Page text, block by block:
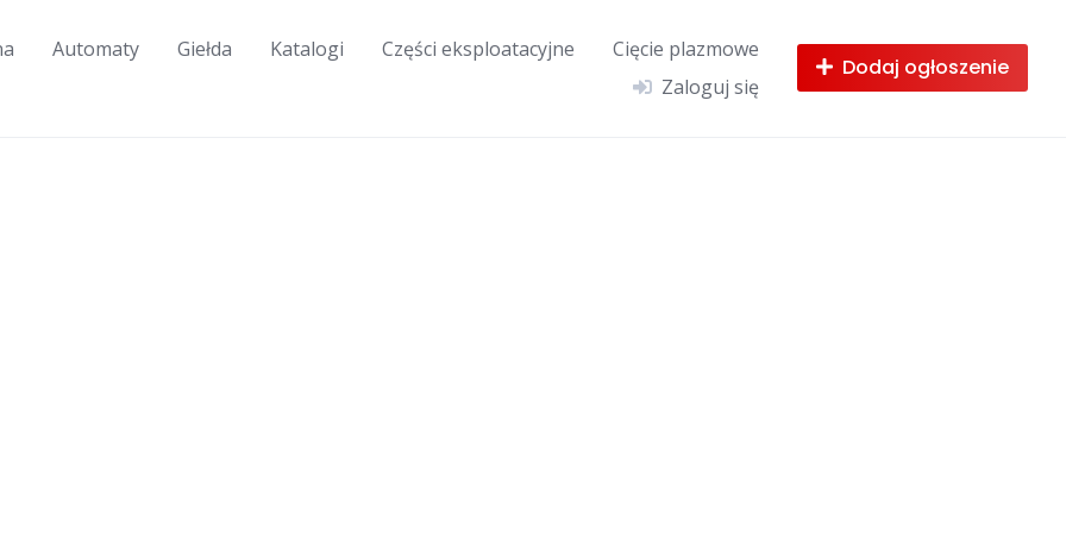
Automaty Giełda Katalogi Części eksploatacyjne
Cięcie plazmowe
Zaloguj się
Dodaj ogłoszenie